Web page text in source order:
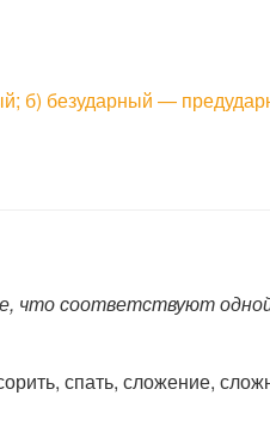
б) безударный —
что соответствуют
спать, сложение,